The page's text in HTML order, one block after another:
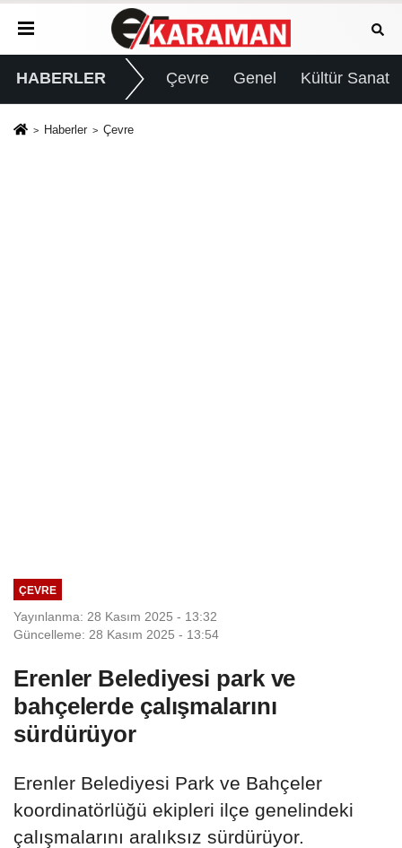
HABERLER Çevre Genel Kültür Sanat
Haberler Çevre
ÇEVRE
Yayınlanma: 28 Kasım 2025 - 13:32
Güncelleme: 28 Kasım 2025 - 13:54
Erenler Belediyesi park ve
bahçelerde çalışmalarını
sürdürüyor
Erenler Belediyesi Park ve Bahçeler
koordinatörlüğü ekipleri ilçe genelindeki
çalışmalarını aralıksız sürdürüyor.